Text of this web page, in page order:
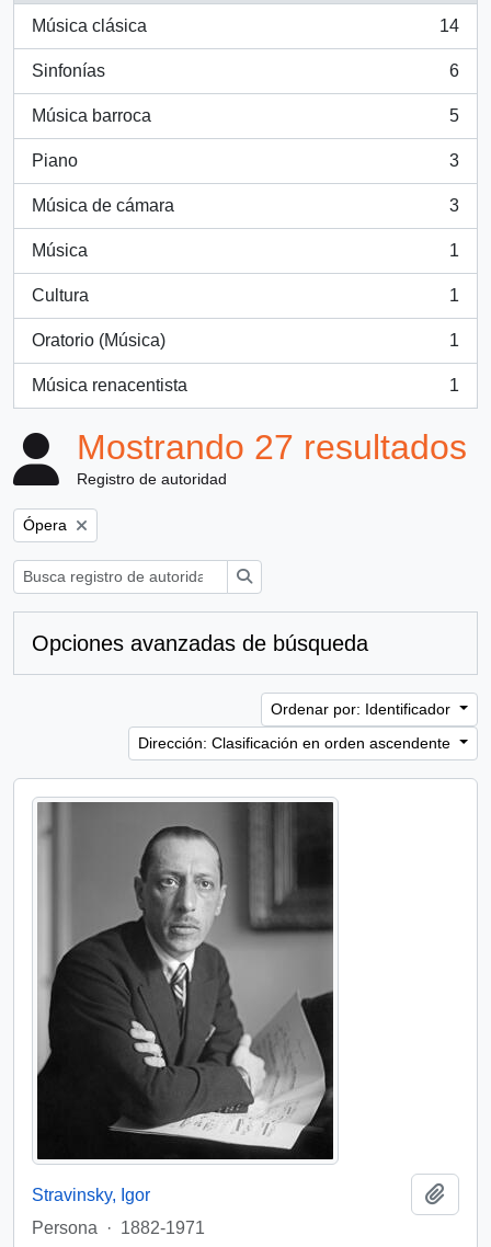
Música clásica
, 14 resultados
14
Sinfonías
, 6 resultados
6
Música barroca
, 5 resultados
5
Piano
, 3 resultados
3
Música de cámara
, 3 resultados
3
Música
, 1 resultados
1
Cultura
, 1 resultados
1
Oratorio (Música)
, 1 resultados
1
Música renacentista
, 1 resultados
1
Mostrando 27 resultados
Registro de autoridad
Remove filter:
Ópera
Opciones avanzadas de búsqueda
Ordenar por: Identificador
Dirección: Clasificación en orden ascendente
Stravinsky, Igor
Persona
· 1882-1971